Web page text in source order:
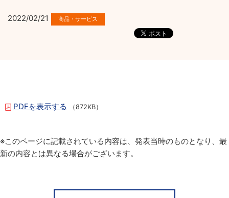
2022/02/21
PDFを表示する （872KB）
※このページに記載されている内容は、発表当時のものとなり、最
新の内容とは異なる場合がございます。